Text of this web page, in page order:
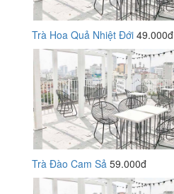
Trà Hoa Quả Nhiệt Đới 49.000đ
Trà Đào Cam Sả 59.000đ